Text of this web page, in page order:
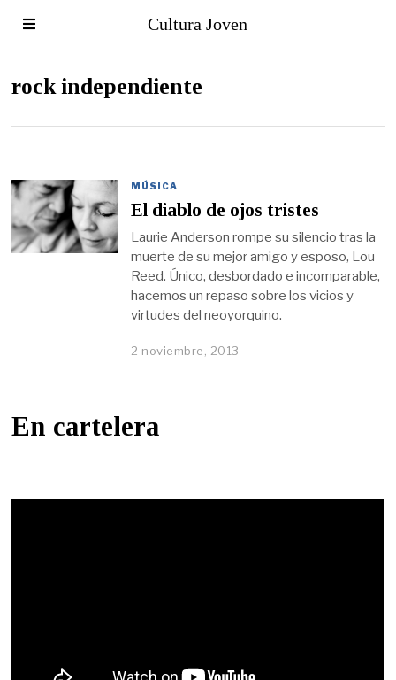
Cultura Joven
rock independiente
MÚSICA
El diablo de ojos tristes
Laurie Anderson rompe su silencio tras la
muerte de su mejor amigo y esposo, Lou
Reed. Único, desbordado e incomparable,
hacemos un repaso sobre los vicios y
virtudes del neoyorquino.
2 noviembre, 2013
En cartelera